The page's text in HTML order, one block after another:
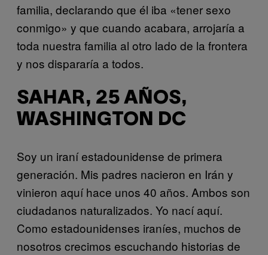
familia, declarando que él iba «tener sexo
conmigo» y que cuando acabara, arrojaría a
toda nuestra familia al otro lado de la frontera
y nos dispararía a todos.
SAHAR, 25 AÑOS,
WASHINGTON DC
Soy un iraní estadounidense de primera
generación. Mis padres nacieron en Irán y
vinieron aquí hace unos 40 años. Ambos son
ciudadanos naturalizados. Yo nací aquí.
Como estadounidenses iraníes, muchos de
nosotros crecimos escuchando historias de